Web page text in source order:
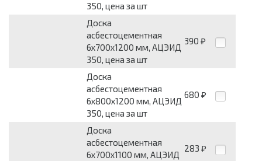
350, цена за шт
Доска
асбестоцементная
6x700x1200 мм, АЦЭИД
350, цена за шт
390 ₽
Доска
асбестоцементная
6x800x1200 мм, АЦЭИД
350, цена за шт
680 ₽
Доска
асбестоцементная
6x700x1100 мм, АЦЭИД
283 ₽